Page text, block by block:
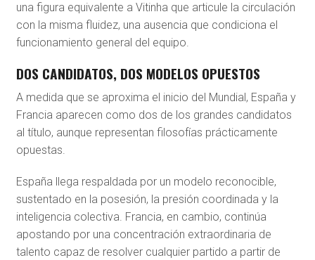
una figura equivalente a Vitinha que articule la circulación
con la misma fluidez, una ausencia que condiciona el
funcionamiento general del equipo.
DOS CANDIDATOS, DOS MODELOS OPUESTOS
A medida que se aproxima el inicio del Mundial, España y
Francia aparecen como dos de los grandes candidatos
al título, aunque representan filosofías prácticamente
opuestas.
España llega respaldada por un modelo reconocible,
sustentado en la posesión, la presión coordinada y la
inteligencia colectiva. Francia, en cambio, continúa
apostando por una concentración extraordinaria de
talento capaz de resolver cualquier partido a partir de